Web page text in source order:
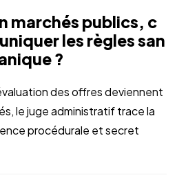
marchés publics, c
les règles san
?
des offres deviennent
le juge administratif trace la
procédurale et secret